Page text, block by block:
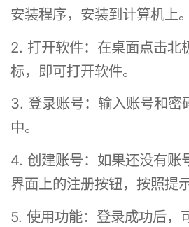
安装程序，安装到计算机上。
2. 打开软件：在桌面点击北
标，即可打开软件。
3. 登录账号：输入账号和密
中。
4. 创建账号：如果还没有账
界面上的注册按钮，按照提
5. 使用功能：登录成功后，